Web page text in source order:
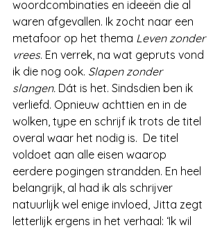
woordcombinaties en ideeën die al
waren afgevallen. Ik zocht naar een
metafoor op het thema Leven zonder
vrees. En verrek, na wat gepruts vond
ik die nog ook. Slapen zonder
slangen. Dát is het. Sindsdien ben ik
verliefd. Opnieuw achttien en in de
wolken, type en schrijf ik trots de titel
overal waar het nodig is.  De titel
voldoet aan alle eisen waarop
eerdere pogingen strandden. En heel
belangrijk, al had ik als schrijver
natuurlijk wel enige invloed, Jitta zegt
letterlijk ergens in het verhaal: ‘Ik wil